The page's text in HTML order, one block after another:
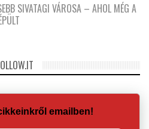
SIVATAGI VÁROSA – AHOL MÉG A
emailben!